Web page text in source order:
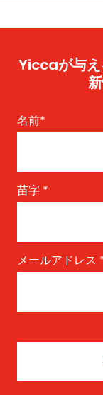
Yiccaが与え
名前*
苗字 *
メールアドレス